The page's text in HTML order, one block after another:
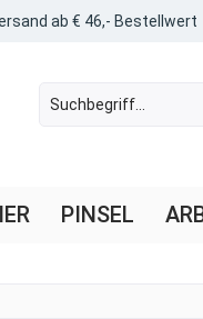
ab € 46,- Bestellwert
PINSEL